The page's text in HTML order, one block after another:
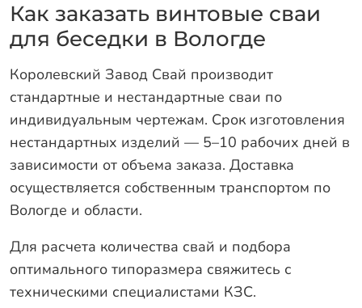
Как заказать винтовые сваи
для беседки в Вологде
Королевский Завод Свай производит
стандартные и нестандартные сваи по
индивидуальным чертежам. Срок изготовления
нестандартных изделий — 5–10 рабочих дней в
зависимости от объема заказа. Доставка
осуществляется собственным транспортом по
Вологде и области.
Для расчета количества свай и подбора
оптимального типоразмера свяжитесь с
техническими специалистами КЗС.